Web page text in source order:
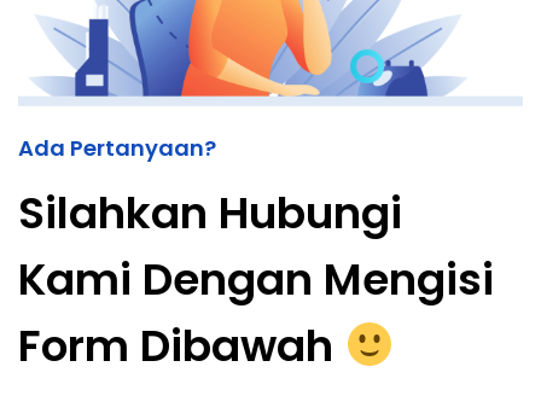
Ada Pertanyaan?
Silahkan Hubungi
Kami Dengan Mengisi
Form Dibawah